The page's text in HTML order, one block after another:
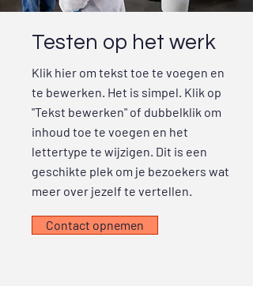
Testen op het werk
Klik hier om tekst toe te voegen en
te bewerken. Het is simpel. Klik op
"Tekst bewerken" of dubbelklik om
inhoud toe te voegen en het
lettertype te wijzigen. Dit is een
geschikte plek om je bezoekers wat
meer over jezelf te vertellen.
Contact opnemen